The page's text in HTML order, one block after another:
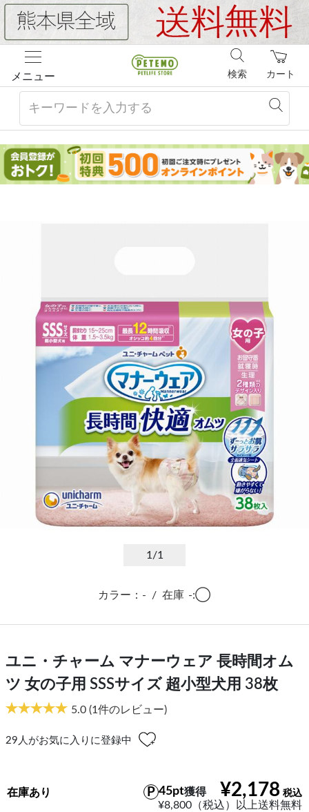
メニュー カート
検索
1/1
カラー：- / 在庫 -:◯
ユニ・チャーム マナーウェア 長時間オム
ツ 女の子用 SSSサイズ 超小型犬用 38枚
5.0 (1件のレビュー)
29 人がお気に入りに登録中
¥2,178
45pt獲得
¥8,800（税込）以上送料無料
在庫あり